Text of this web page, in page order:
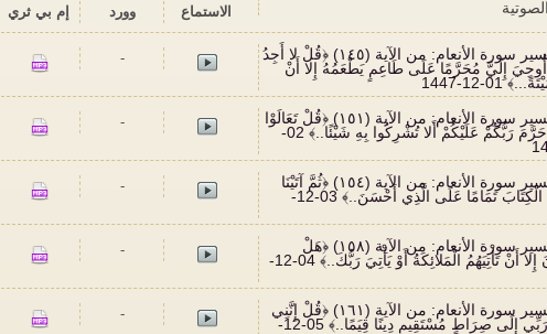
الاستماع‬ وورد إم بي ثري
381 تفسير سورة الأنعام: من الآية (١٤٥) ﴿قُلْ لا أَجِدُ
إِلَيَّ مُحَرَّمًا عَلَى طَاعِمٍ يَطْعَمُهُ إِلا أَنْ
01-12-1447
-
382 تفسير سورة الأنعام: من الآية (١٥١) ﴿قُلْ تَعَالَوْا
أَتْلُ مَا حَرَّمَ رَبُّكُمْ عَلَيْكُمْ أَلا تُشْرِكُوا بِهِ شَيْئًا..﴾ 02-
-
383 تفسير سورة الأنعام: من الآية (١٥٤) ﴿ثُمَّ آتَيْنَا
مُوسَى الْكِتَابَ تَمَامًا عَلَى الَّذِي أَحْسَنَ..﴾ 03-12-
-
384 تفسير سورة الأنعام: من الآية (١٥٨) ﴿هَلْ
يَنْظُرُونَ إِلا أَنْ تَأْتِيَهُمُ الْمَلائِكَةُ أَوْ يَأْتِيَ رَبُّكَ..﴾ 04-12-
-
385 تفسير سورة الأنعام: من الآية (١٦١) ﴿قُلْ إِنَّنِي
هَدَانِي رَبِّي إِلَى صِرَاطٍ مُسْتَقِيمٍ دِينًا قِيَمًا..﴾ 05-12-
-